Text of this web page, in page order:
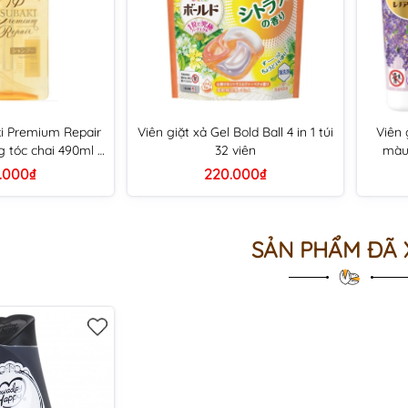
Premium Repair
tóc chai 490ml -
vàng
Viên giặt xả Gel Bold Ball 4 in 1 túi
32 viên
220.000₫
Viên
SẢN PHẨM ĐÃ